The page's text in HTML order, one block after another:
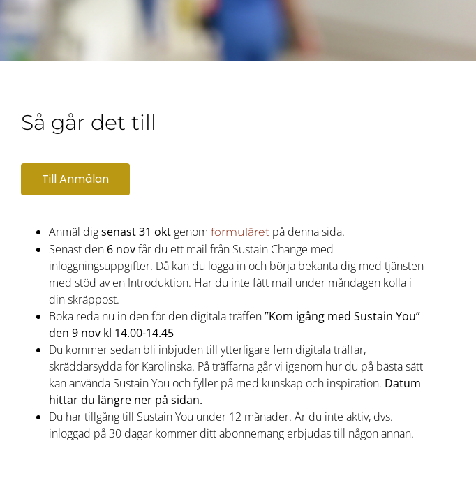
Så går det till
Till Anmälan
Anmäl digsenast 31 okt genom formuläret på denna sida.
Senast den 6 novfår du ett mail från Sustain Change med
inloggningsuppgifter. Då kan du logga in och börja bekanta dig med tjänsten
med stöd av en Introduktion. Har du inte fått mail under måndagen kolla i
din skräppost.
Boka reda nu in den för den digitala träffen”Kom igång med Sustain You”
den 9 nov kl 14.00-14.45
Du kommer sedan bli inbjuden till ytterligare fem digitala träffar,
skräddarsydda för Karolinska. På träffarna går vi igenom hur du på bästa sätt
kan använda Sustain You och fyller på med kunskap och inspiration. Datum
hittar du längre ner på sidan.
Du har tillgång till Sustain You under 12 månader. Är du inte aktiv, dvs.
inloggad på 30 dagar kommer ditt abonnemang erbjudas till någon annan.